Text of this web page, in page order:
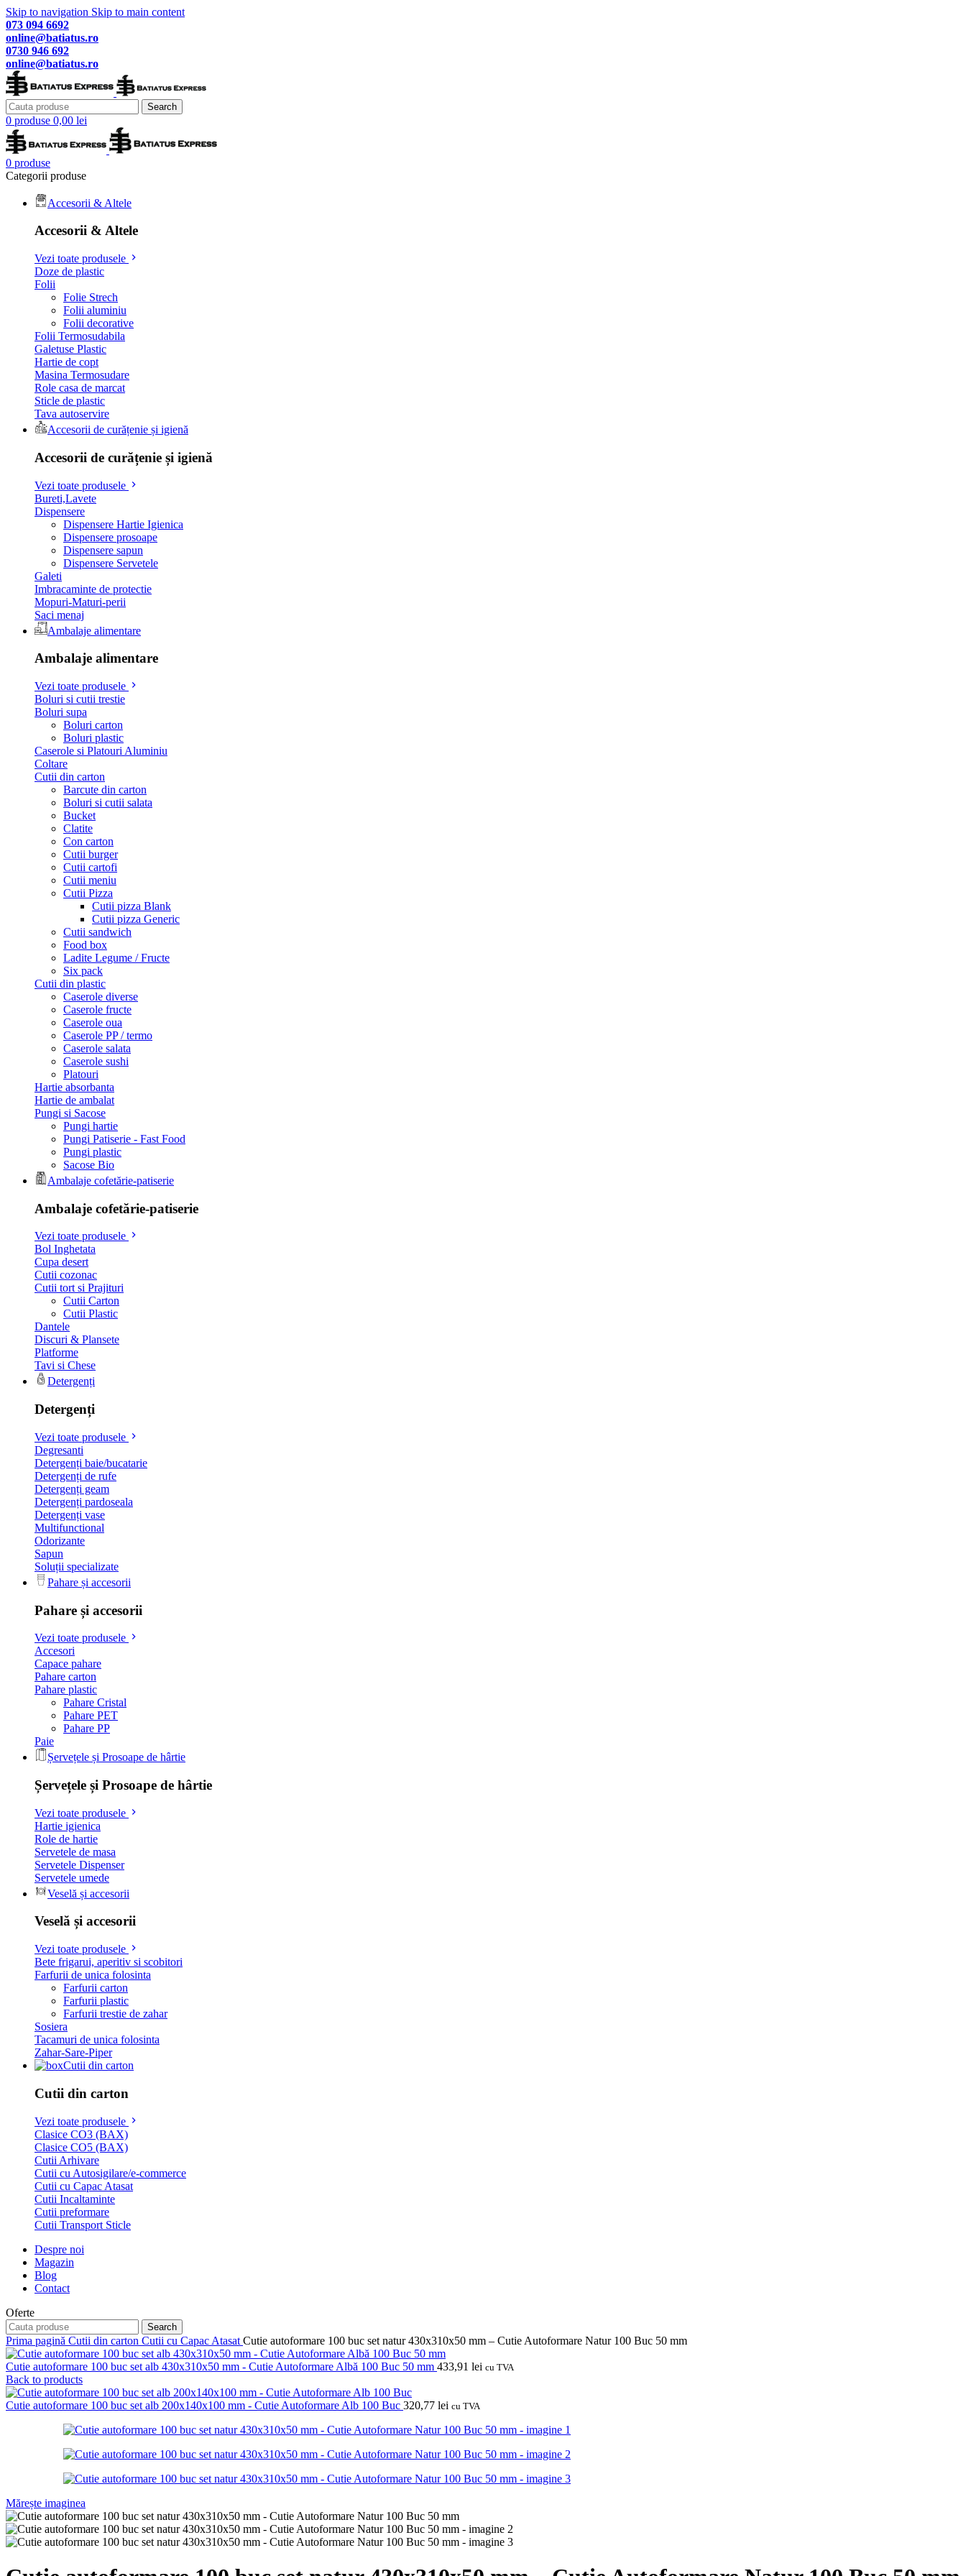
Skip to navigation Skip to main content
073 094 6692
online@batiatus.ro
0730 946 692
online@batiatus.ro
Search
0 produse 0,00 lei
0 produse
Categorii produse
Accesorii & Altele
Accesorii & Altele
Vezi toate produsele
Doze de plastic
Folii
Folie Strech
Folii aluminiu
Folii decorative
Folii Termosudabila
Galetuse Plastic
Hartie de copt
Masina Termosudare
Role casa de marcat
Sticle de plastic
Tava autoservire
Accesorii de curățenie și igienă
Accesorii de curățenie și igienă
Vezi toate produsele
Bureti,Lavete
Dispensere
Dispensere Hartie Igienica
Dispensere prosoape
Dispensere sapun
Dispensere Servetele
Galeti
Imbracaminte de protectie
Mopuri-Maturi-perii
Saci menaj
Ambalaje alimentare
Ambalaje alimentare
Vezi toate produsele
Boluri si cutii trestie
Boluri supa
Boluri carton
Boluri plastic
Caserole si Platouri Aluminiu
Coltare
Cutii din carton
Barcute din carton
Boluri si cutii salata
Bucket
Clatite
Con carton
Cutii burger
Cutii cartofi
Cutii meniu
Cutii Pizza
Cutii pizza Blank
Cutii pizza Generic
Cutii sandwich
Food box
Ladite Legume / Fructe
Six pack
Cutii din plastic
Caserole diverse
Caserole fructe
Caserole oua
Caserole PP / termo
Caserole salata
Caserole sushi
Platouri
Hartie absorbanta
Hartie de ambalat
Pungi si Sacose
Pungi hartie
Pungi Patiserie - Fast Food
Pungi plastic
Sacose Bio
Ambalaje cofetărie-patiserie
Ambalaje cofetărie-patiserie
Vezi toate produsele
Bol Inghetata
Cupa desert
Cutii cozonac
Cutii tort si Prajituri
Cutii Carton
Cutii Plastic
Dantele
Discuri & Plansete
Platforme
Tavi si Chese
Detergenți
Detergenți
Vezi toate produsele
Degresanti
Detergenți baie/bucatarie
Detergenți de rufe
Detergenți geam
Detergenți pardoseala
Detergenți vase
Multifunctional
Odorizante
Sapun
Soluții specializate
Pahare și accesorii
Pahare și accesorii
Vezi toate produsele
Accesori
Capace pahare
Pahare carton
Pahare plastic
Pahare Cristal
Pahare PET
Pahare PP
Paie
Șervețele și Prosoape de hârtie
Șervețele și Prosoape de hârtie
Vezi toate produsele
Hartie igienica
Role de hartie
Servetele de masa
Servetele Dispenser
Servetele umede
Veselă și accesorii
Veselă și accesorii
Vezi toate produsele
Bete frigarui, aperitiv si scobitori
Farfurii de unica folosinta
Farfurii carton
Farfurii plastic
Farfurii trestie de zahar
Sosiera
Tacamuri de unica folosinta
Zahar-Sare-Piper
Cutii din carton
Cutii din carton
Vezi toate produsele
Clasice CO3 (BAX)
Clasice CO5 (BAX)
Cutii Arhivare
Cutii cu Autosigilare/e-commerce
Cutii cu Capac Atasat
Cutii Incaltaminte
Cutii preformare
Cutii Transport Sticle
Despre noi
Magazin
Blog
Contact
Oferte
Search
Prima pagină Cutii din carton Cutii cu Capac Atasat Cutie autoformare 100 buc set natur 430x310x50 mm – Cutie Autoformare Natur 100 Buc 50 mm
Cutie autoformare 100 buc set alb 430x310x50 mm - Cutie Autoformare Albă 100 Buc 50 mm 433,91 lei cu TVA
Back to products
Cutie autoformare 100 buc set alb 200x140x100 mm - Cutie Autoformare Alb 100 Buc 320,77 lei cu TVA
Mărește imaginea